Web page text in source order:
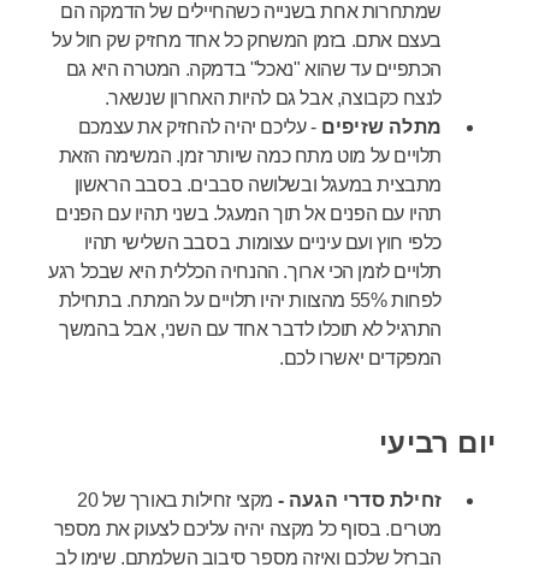
שמתחרות אחת בשנייה כשהחיילים של הדמקה הם
בעצם אתם. בזמן המשחק כל אחד מחזיק שק חול על
הכתפיים עד שהוא "נאכל" בדמקה. המטרה היא גם
לנצח כקבוצה, אבל גם להיות האחרון שנשאר.
מתלה שזיפים- עליכם יהיה להחזיק את עצמכם
תלויים על מוט מתח כמה שיותר זמן. המשימה הזאת
מתבצית במעגל ובשלושה סבבים. בסבב הראשון
תהיו עם הפנים אל תוך המעגל. בשני תהיו עם הפנים
כלפי חוץ ועם עיניים עצומות. בסבב השלישי תהיו
תלויים לזמן הכי ארוך. ההנחיה הכללית היא שבכל רגע
לפחות 55% מהצוות יהיו תלויים על המתח. בתחילת
התרגיל לא תוכלו לדבר אחד עם השני, אבל בהמשך
המפקדים יאשרו לכם.
יום רביעי
זחילת סדרי הגעה -
מקצי זחילות באורך של 20
מטרים. בסוף כל מקצה יהיה עליכם לצעוק את מספר
הברזל שלכם ואיזה מספר סיבוב השלמתם. שימו לב